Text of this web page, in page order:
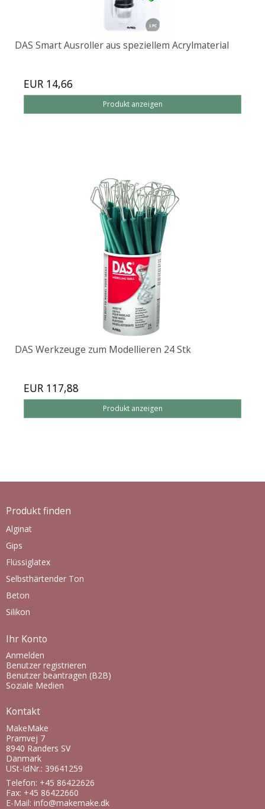
DAS Smart Ausroller aus speziellem Acrylmaterial
EUR 14,66
Produkt anzeigen
DAS Werkzeuge zum Modellieren 24 Stk
EUR 117,88
Produkt anzeigen
Produkt finden
Alginat
Gips
Flüssiglatex
Selbsthärtender Ton
Beton
Silikon
Ihr Konto
Anmelden
Benutzer registrieren
Benutzer beantragen (B2B)
Soziale Medien
Kontakt
MakeMake
Pramvej 7
8940 Randers SV
Danmark
USt-IdNr.: 39641259
Telefon: +45 86422626
Fax: +45 86422660
E-Mail: info@makemake.dk